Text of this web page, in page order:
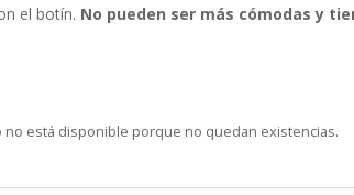
el botín. No pueden ser más cómodas y
no está disponible porque no quedan existencias.